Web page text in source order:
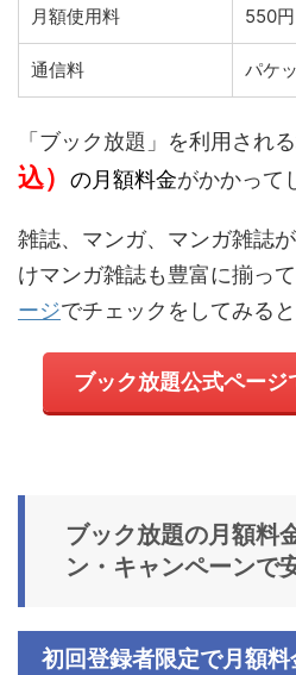
月額使用料 550円
通信料 パケ
「ブック放題 」を利用され
込）
の月額料金がかかって
雑誌、マンガ、マンガ雑誌
けマンガ雑誌も豊富に揃っ
ージでチェックをしてみる
ブック放題公式ページ
ブック放題の月額料
ン・キャンペーンで
初回登録者限定で月額